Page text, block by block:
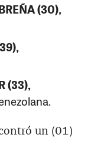
(30),
(33),
un (01)